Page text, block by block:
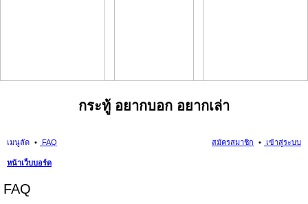
กระทู้ อยากบอก อยากเล่า
เมนูลัด FAQ เข้าสู่ระบบ
สมัครสมาชิก
หน้าเว็บบอร์ด
FAQ